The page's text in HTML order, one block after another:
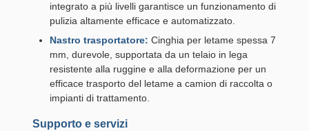
integrato a più livelli garantisce un funzionamento di
pulizia altamente efficace e automatizzato.
Nastro trasportatore: Cinghia per letame spessa 7
mm, durevole, supportata da un telaio in lega
resistente alla ruggine e alla deformazione per un
efficace trasporto del letame a camion di raccolta o
impianti di trattamento.
Supporto e servizi